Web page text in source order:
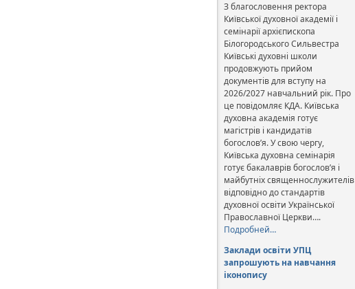
З благословення ректора
Київської духовної академії і
семінарії архієпископа
Білогородського Сильвестра
Київські духовні школи
продовжують прийом
документів для вступу на
2026/2027 навчальний рік. Про
це повідомляє КДА. Київська
духовна академія готує
магістрів і кандидатів
богослов’я. У свою чергу,
Київська духовна семінарія
готує бакалаврів богослов’я і
майбутніх священнослужителів
відповідно до стандартів
духовної освіти Української
Православної Церкви….
Подробней…
Заклади освіти УПЦ
запрошують на навчання
іконопису